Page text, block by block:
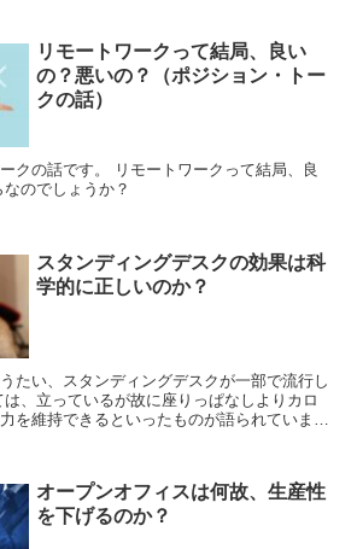
リモートワークって結局、良い
の？悪いの？（ポジション・トー
クの話）
クの話です。 リモートワークって結局、良
のでしょうか？
スタンディングデスクの効果は科
学的に正しいのか？
たい、スタンディングデスクが一部で流行し
、立っているが故に座りっぱなしよりカロ
を維持できるといったものが語られていま
オープンオフィスは何故、生産性
を下げるのか？